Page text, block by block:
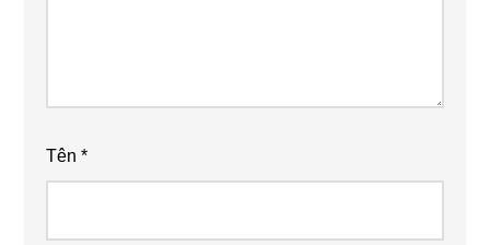
Tên*